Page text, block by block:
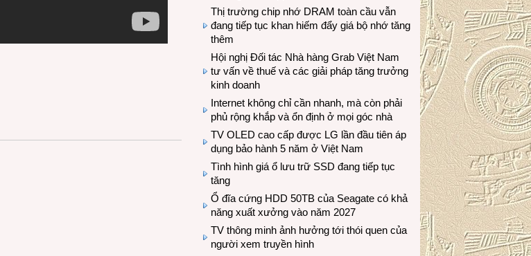
Thị trường chip nhớ DRAM toàn cầu vẫn
đang tiếp tục khan hiếm đẩy giá bộ nhớ tăng
thêm
Hội nghị Đối tác Nhà hàng Grab Việt Nam
tư vấn về thuế và các giải pháp tăng trưởng
kinh doanh
Internet không chỉ cần nhanh, mà còn phải
phủ rộng khắp và ổn định ở mọi góc nhà
TV OLED cao cấp được LG lần đầu tiên áp
dụng bảo hành 5 năm ở Việt Nam
Tình hình giá ổ lưu trữ SSD đang tiếp tục
tăng
Ổ đĩa cứng HDD 50TB của Seagate có khả
năng xuất xưởng vào năm 2027
TV thông minh ảnh hưởng tới thói quen của
người xem truyền hình